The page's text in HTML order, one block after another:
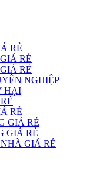
RẺ
RẺ
RẺ
NGHIỆP
HẠI
RẺ
GIÁ RẺ
GIÁ RẺ
GIÁ RẺ